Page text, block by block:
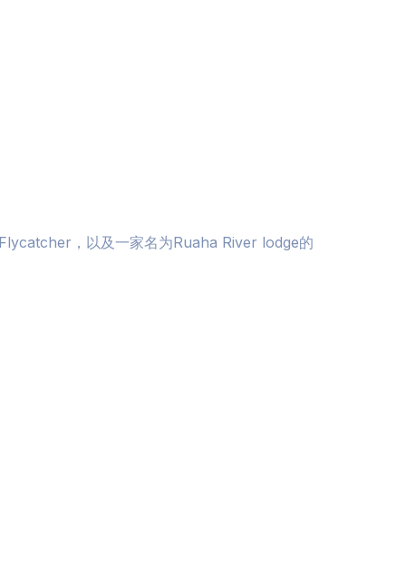
，以及一家名为Ruaha River lodge的